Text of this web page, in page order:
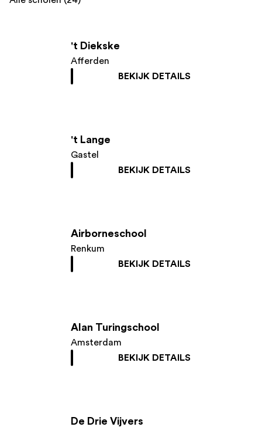
't Diekske
Afferden
BEKIJK DETAILS
't Lange
Gastel
BEKIJK DETAILS
Airborneschool
Renkum
BEKIJK DETAILS
Alan Turingschool
Amsterdam
BEKIJK DETAILS
De Drie Vijvers